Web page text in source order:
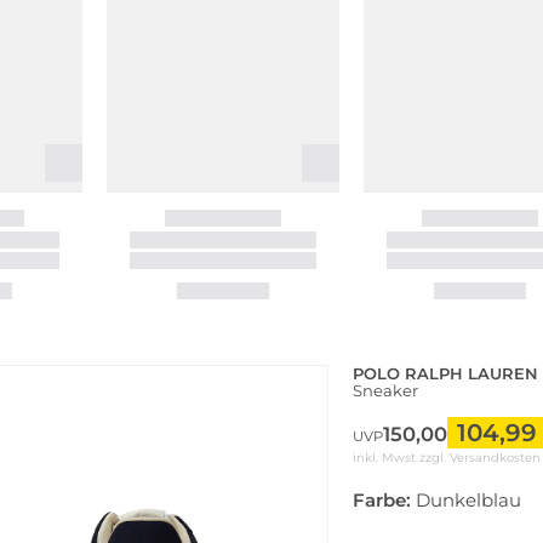
POLO RALPH LAUREN
Sneaker
UVP150,00 104,99
inkl. Mwst zzgl. Versandkosten
Farbe: Dunkelblau